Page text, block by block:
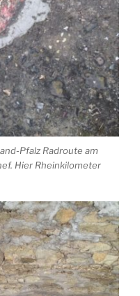
Pfalz Radroute am
Hier Rheinkilometer